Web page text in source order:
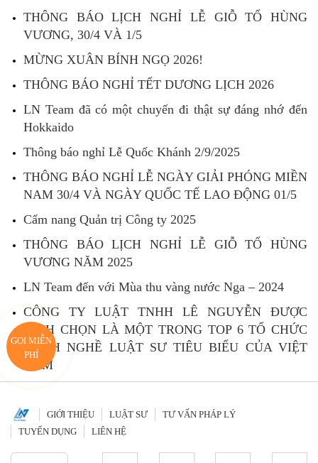
THÔNG BÁO LỊCH NGHỈ LỄ GIỖ TỔ HÙNG
VƯƠNG, 30/4 VÀ 1/5
MỪNG XUÂN BÍNH NGỌ 2026!
THÔNG BÁO NGHỈ TẾT DƯƠNG LỊCH 2026
LN Team đã có một chuyến đi thật sự đáng nhớ đến
Hokkaido
Thông báo nghỉ Lễ Quốc Khánh 2/9/2025
THÔNG BÁO NGHỈ LỄ NGÀY GIẢI PHÓNG MIỀN
NAM 30/4 VÀ NGÀY QUỐC TẾ LAO ĐỘNG 01/5
Cẩm nang Quản trị Công ty 2025
THÔNG BÁO LỊCH NGHỈ LỄ GIỖ TỔ HÙNG
VƯƠNG NĂM 2025
LN Team đến với Mùa thu vàng nước Nga – 2024
CÔNG TY LUẬT TNHH LÊ NGUYỄN ĐƯỢC
BÌNH CHỌN LÀ MỘT TRONG TOP 6 TỔ CHỨC
HÀNH NGHỀ LUẬT SƯ TIÊU BIỂU CỦA VIỆT
NAM
GIỚI THIỆU LUẬT SƯ
TƯ VẤN PHÁP LÝ
TUYỂN DỤNG
LIÊN HỆ
GỌI MIỄN
PHÍ